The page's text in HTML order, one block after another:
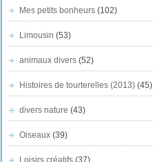
Mes petits bonheurs(102)
Limousin (53)
animaux divers(52)
Histoires de tourterelles (2013)(45)
divers nature (43)
Oiseaux(39)
Loisirs créatifs(37)